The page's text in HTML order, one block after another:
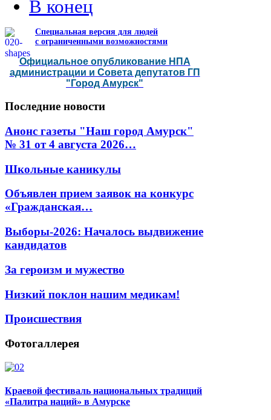
В конец
Специальная версия для людей
с ограниченными возможностями
Официальное опубликование НПА
администрации и Совета депутатов ГП
"Город Амурск"
Последние новости
Анонс газеты "Наш город Амурск"
№ 31 от 4 августа 2026…
Школьные каникулы
Объявлен прием заявок на конкурс
«Гражданская…
Выборы-2026: Началось выдвижение
кандидатов
За героизм и мужество
Низкий поклон нашим медикам!
Происшествия
Фотогаллерея
Краевой фестиваль национальных традиций
«Палитра наций» в Амурске